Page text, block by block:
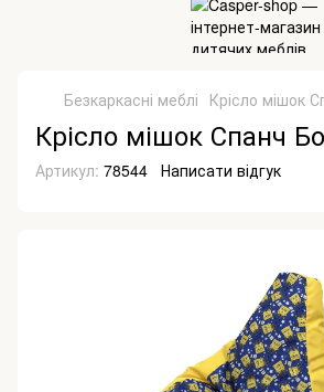
Безкаркасні меблі Крісло мішок
Крісло мішок Спанч
Артикул: 78544 Написати відгук